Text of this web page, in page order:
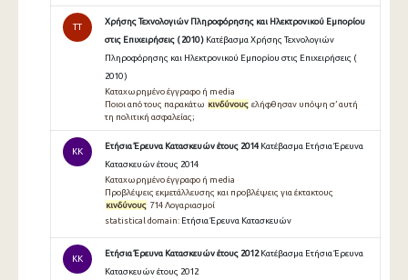
TT
Χρήσης Τεχνολογιών Πληροφόρησης και Ηλεκτρονικού Εμπορίου
στις Επιχειρήσεις ( 2010 ) Κατέβασμα Χρήσης Τεχνολογιών
Πληροφόρησης και Ηλεκτρονικού Εμπορίου στις Επιχειρήσεις (
2010 )
Καταχωρημένο έγγραφο ή media
Ποιοι από τους παρακάτω κινδύνους ελήφθησαν υπόψη σ’ αυτή
τη πολιτική ασφαλείας;
KK
Ετήσια Έρευνα Κατασκευών έτους 2014 Κατέβασμα Ετήσια Έρευνα
Κατασκευών έτους 2014
Καταχωρημένο έγγραφο ή media
Προβλέψεις εκμετάλλευσης και προβλέψεις για έκτακτους
κινδύνους 714 Λογαριασμοί
statistical domain: Ετήσια Έρευνα Κατασκευών
KK
Ετήσια Έρευνα Κατασκευών έτους 2012 Κατέβασμα Ετήσια Έρευνα
Κατασκευών έτους 2012